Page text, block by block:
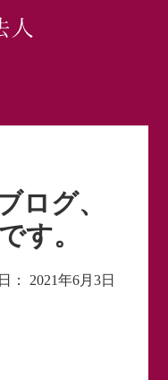
ログ、
す。
： 2021年6月3日